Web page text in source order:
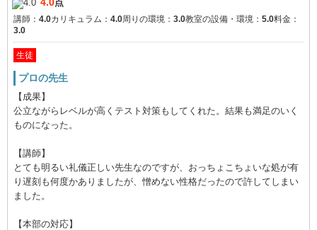
点
講師： 4.0カリキュラム： 4.0周りの環境： 3.0教室の設備・環境： 5.0料金：
3.0
生徒
プロの先生
【成果】
公立ながらレベルが高くテスト対策もしてくれた。結果も満足のいく
ものになった。
【講師】
とても明るい礼儀正しい先生なのですが、おっちょこちょいな処が有
り遅刻も何度かありましたが、憎めない性格だったので許してしまい
ました。
【本部の対応】